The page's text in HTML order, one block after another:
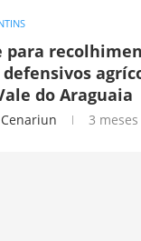
do Araguaia
3